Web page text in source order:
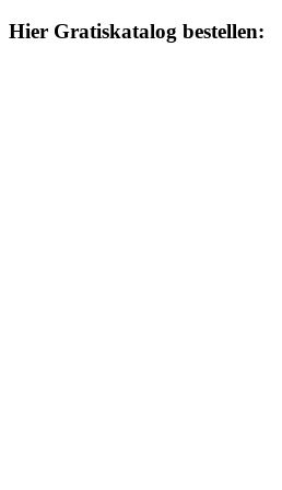
Hier Gratiskatalog bestellen: